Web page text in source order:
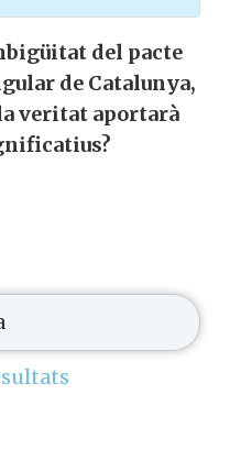
del pacte
de Catalunya,
veritat aportarà